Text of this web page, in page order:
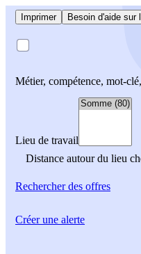
Imprimer Besoin d'aide sur
Métier, compétence, mot-
Lieu de travail
Distance autour du lieu
Rechercherdes offres
Créer une alerte